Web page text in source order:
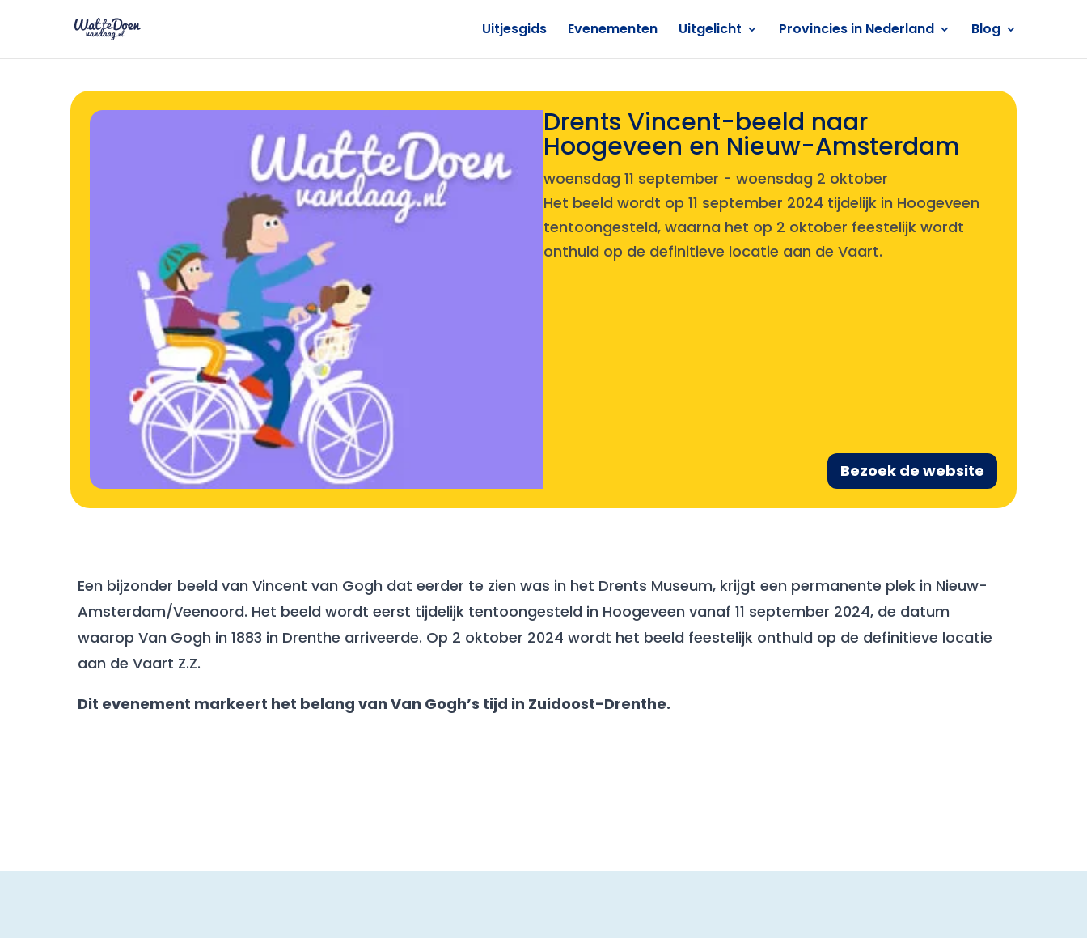
Uitjesgids Evenementen Uitgelicht Provincies in Nederland Blog
Drents Vincent-beeld naar
Hoogeveen en Nieuw-Amsterdam
woensdag 11 september - woensdag 2 oktober
Het beeld wordt op 11 september 2024 tijdelijk in Hoogeveen
tentoongesteld, waarna het op 2 oktober feestelijk wordt
onthuld op de definitieve locatie aan de Vaart.
Bezoek de website
Een bijzonder beeld van Vincent van Gogh dat eerder te zien was in het Drents Museum, krijgt een permanente plek in Nieuw-
Amsterdam/Veenoord. Het beeld wordt eerst tijdelijk tentoongesteld in Hoogeveen vanaf 11 september 2024, de datum
waarop Van Gogh in 1883 in Drenthe arriveerde. Op 2 oktober 2024 wordt het beeld feestelijk onthuld op de definitieve locatie
aan de Vaart Z.Z.
Dit evenement markeert het belang van Van Gogh’s tijd in Zuidoost-Drenthe.